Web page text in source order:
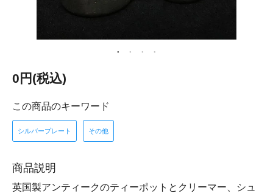
0円(税込)
この商品のキーワード
シルバープレート その他
商品説明
英国製アンティークのティーポットとクリーマー、シュ